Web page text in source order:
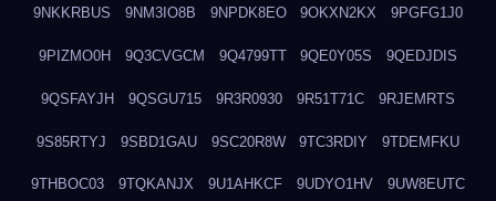
9NKKRBUS 9NM3IO8B 9NPDK8EO 9OKXN2KX 9PGFG1J0
9PIZMO0H 9Q3CVGCM 9Q4799TT 9QE0Y05S 9QEDJDIS
9QSFAYJH 9QSGU715 9R3R0930 9R51T71C 9RJEMRTS
9S85RTYJ 9SBD1GAU 9SC20R8W 9TC3RDIY 9TDEMFKU
9THBOC03 9TQKANJX 9U1AHKCF 9UDYO1HV 9UW8EUTC